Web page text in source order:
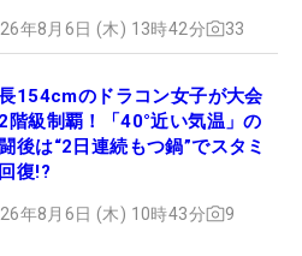
年8月6日 (木) 13時42分 33
154cmのドラコン女子が大会
階級制覇！「40°近い気温」の
後は“2日連続もつ鍋”でスタミ
復!?
年8月6日 (木) 10時43分 9